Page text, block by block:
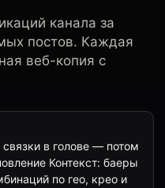
канала за
постов. Каждая
веб-копия с
в голове — потом
Контекст: баеры
по гео, крео и